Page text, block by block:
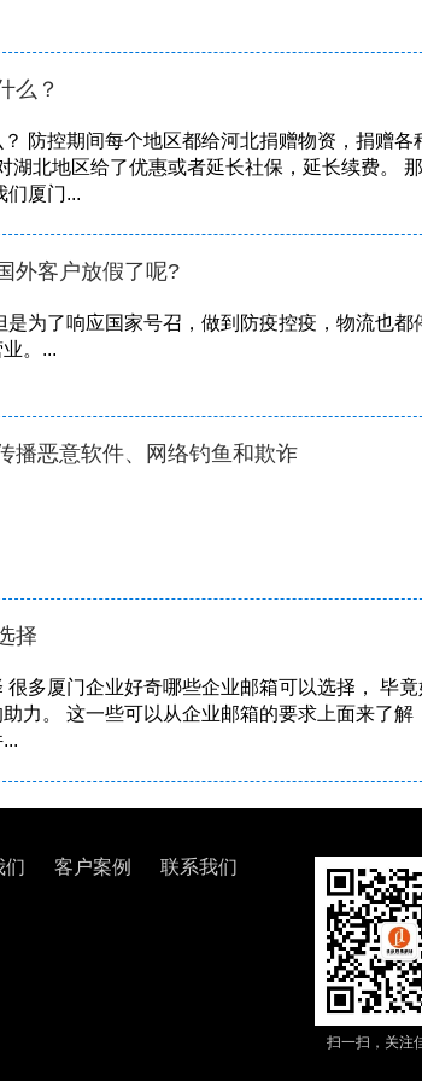
么？
防控期间每个地区都给河北捐赠物资，捐赠各
湖北地区给了优惠或者延长社保，延长续费。
们厦门...
外客户放假了呢?
为了响应国家号召，做到防疫控疫，物流也都
。...
播恶意软件、网络钓鱼和欺诈
择
多厦门企业好奇哪些企业邮箱可以选择， 毕竟
力。 这一些可以从企业邮箱的要求上面来了解
们 客户案例 联系我们
扫一扫，关注